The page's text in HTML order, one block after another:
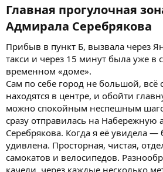
Главная прогулочная
Адмирала Серебрякова​
Прибыв в пункт Б, вызвала через
такси и через 15 минут была уже в
временном «доме».
Сам по себе город не большой, всё
находятся в центре, и обойти
можно спокойным неспешным
сразу отправилась на Набережную
Серебрякова. Когда я её увидела
удивлена. Просторная, чистая,
самокатов и велосипедов.
качели, через каждые несколько